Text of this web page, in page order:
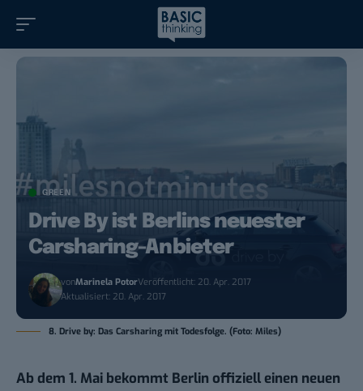
GREEN
Drive By ist Berlins neuester
Carsharing-Anbieter
vonMarinela PotorVeröffentlicht: 20. Apr. 2017
Aktualisiert: 20. Apr. 2017
8. Drive by: Das Carsharing mit Todesfolge. (Foto: Miles)
Ab dem 1. Mai bekommt Berlin offiziell einen neuen